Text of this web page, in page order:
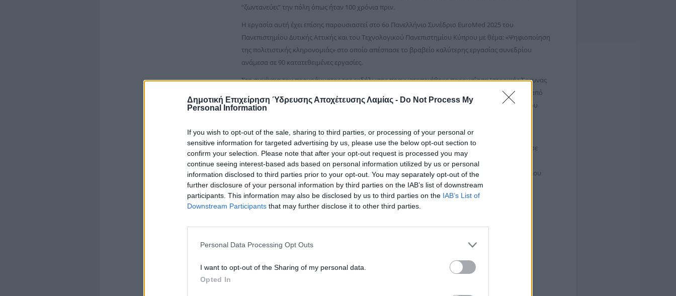
Δημοτική Επιχείρηση Ύδρευσης Αποχέτευσης Λαμίας - Do Not Process My
Personal Information
If you wish to opt-out of the sale, sharing to third parties, or processing of your personal or
sensitive information for targeted advertising by us, please use the below opt-out section to
confirm your selection. Please note that after your opt-out request is processed you may
continue seeing interest-based ads based on personal information utilized by us or personal
information disclosed to third parties prior to your opt-out. You may separately opt-out of the
further disclosure of your personal information by third parties on the IAB’s list of downstream
participants. This information may also be disclosed by us to third parties on the IAB’s List of
Downstream Participants that may further disclose it to other third parties.
Personal Data Processing Opt Outs
I want to opt-out of the Sharing of my personal data.
Opted In
“ζωντανεύει” την πόλη όπως ήταν 100 χρόνια πριν.
Η εργασία αυτή έχει επίσης παρουσιαστεί στο 6ο Πανελλήνιο Συνέδριο EuroΜed 2025 του
Πανεπιστημίου Δυτικής Αττικής και του Τεχνολογικού Πανεπιστημίου Κύπρου με θέμα: «Ψηφιοποίηση
της πολιτιστικής κληρονομιάς» στο οποίο απέσπασε το βραβείο καλύτερης εργασίας συνεδρίου
ανάμεσα σε 90 κατατεθειμένες εργασίες.
Στη συνέχεια του προγράμματος της εκδήλωσης πραγματοποιήθηκε παρουσίαση Ιστορικής Έρευνας
με θέμα «Από το Ζητούνι στη Σύγχρονη Λαμία: Η Διαμόρφωση της πόλης έως τον Μεσοπόλεμο» από
τον κ. Βασίλη Οικονόμου, Αρχαιολόγο Π.Θ., MSc, και Γραμματέα του Συμβουλίου Νέων του Δήμου
Ενώ αμέσως μετά, στην κατακλείδα του προγράμματος, ακολούθησε παρουσίαση Τεχνολογικού
Project θέμα «Παιγνιοποίηση της εκπαίδευσης για την κλιματική αλλαγή και την ανθεκτικότητα σε
φυσικές καταστροφές, με εφαρμογή στα σχολικά προαύλια» από τον κ. Αθανάσιο Κακαρούντα,
Καθηγητή και Πρόεδρο Τμήματος Πληροφορικής με Εφαρμογές στη Βιοϊατρική του Πανεπιστημίου
Θεσσαλίας.